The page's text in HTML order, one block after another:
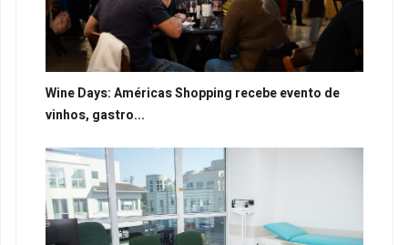
Wine Days: Américas Shopping recebe evento de
vinhos, gastro...